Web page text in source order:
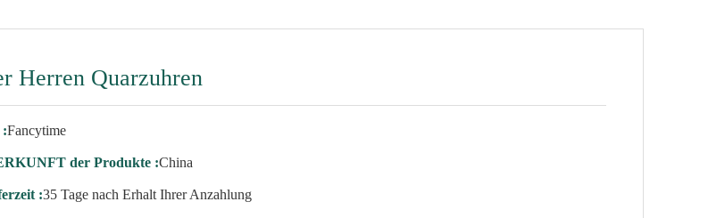
Herren Quarzuhren
:Fancytime
der Produkte :China
:35 Tage nach Erhalt Ihrer Anzahlung